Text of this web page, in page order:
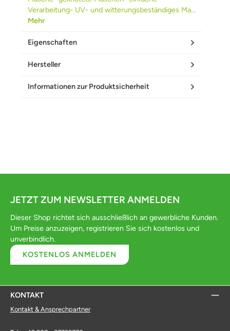
Verarbeitung- UV- und witterungsbeständiges Ma…
Mehr
Eigenschaften
Hersteller
Informationen zur Produktsicherheit
JETZT ZUM NEWSLETTER ANMELDEN
Dieser Shop richtet sich ausschließlich an gewerbliche Kunden.
Um Preise anzuzeigen, registrieren Sie sich kostenlos und
unverbindlich.
KOSTENLOS ANMELDEN
KONTAKT
Kontakt & Ansprechpartner